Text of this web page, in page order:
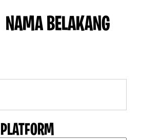
NAMA BELAKANG
PLATFORM